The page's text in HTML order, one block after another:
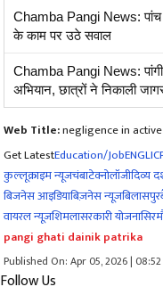
Chamba Pangi News: पांच
के काम पर उठे सवाल
Chamba Pangi News: पांगी
अभियान, छात्रों ने निकाली
Web Title:negligence in
Get LatestEducation/JobENGLIC
कुल्लूक्राइम न्यूजचंबाटेक्नोलॉजीदिव्य
बिजनेस आइडियाबिज़नेस न्यूज़बिलासपुर
वायरल न्यूज़शिमलासरकारी योजना
pangi ghati dainik patrika
Published On: Apr 05, 2026 |
Follow Us